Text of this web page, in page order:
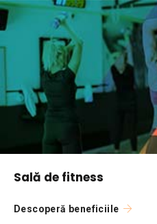
Sală de fitness
Descoperă beneficiile